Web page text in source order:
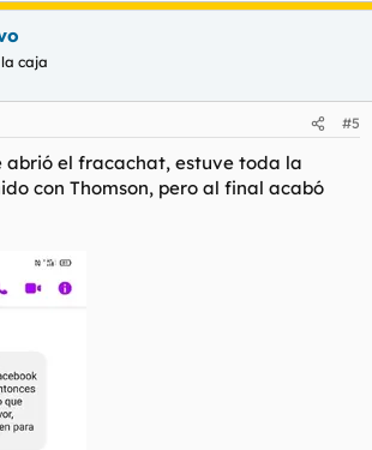
caja
#5
abrió el fracachat, estuve toda la
con Thomson, pero al final acabó